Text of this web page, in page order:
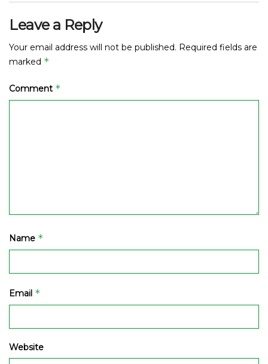
Leave a Reply
Your email address will not be published. Required fields are
marked *
Comment *
Name *
Email *
Website